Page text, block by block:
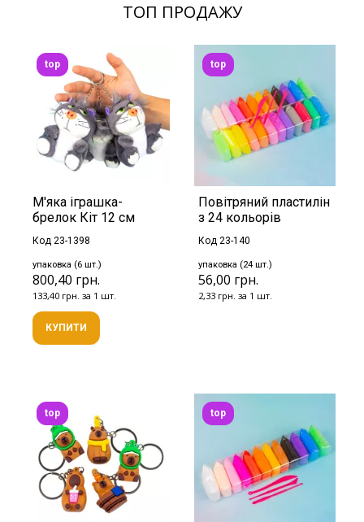
ТОП ПРОДАЖУ
М'яка іграшка-
брелок Кіт 12 см
Код 23-1398
упаковка (6 шт.)
800,40 грн.
133,40 грн. за 1 шт.
top
КУПИТИ
Повітряний пластилін
з 24 кольорів
Код 23-140
упаковка (24 шт.)
56,00 грн.
2,33 грн. за 1 шт.
top
top top